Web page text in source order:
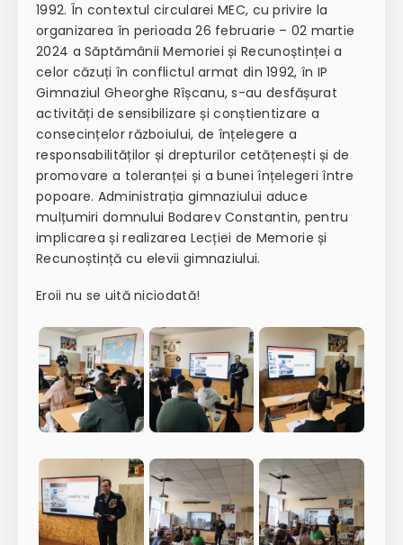
1992. În contextul circularei MEC, cu privire la
organizarea în perioada 26 februarie – 02 martie
2024 a Săptămânii Memoriei și Recunoștinței a
celor căzuți în conflictul armat din 1992, în IP
Gimnaziul Gheorghe Rîșcanu, s-au desfășurat
activități de sensibilizare și conștientizare a
consecințelor războiului, de înțelegere a
responsabilităților și drepturilor cetățenești și de
promovare a toleranței și a bunei înțelegeri între
popoare. Administrația gimnaziului aduce
mulțumiri domnului Bodarev Constantin, pentru
implicarea și realizarea Lecției de Memorie și
Recunoștință cu elevii gimnaziului.
Eroii nu se uită niciodată!